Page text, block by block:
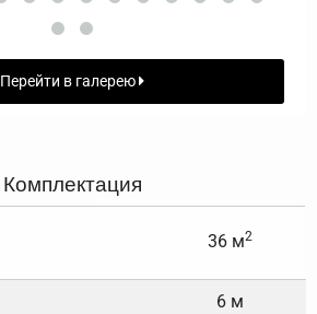
Перейти в галерею
Комплектация
36 м2
6 м